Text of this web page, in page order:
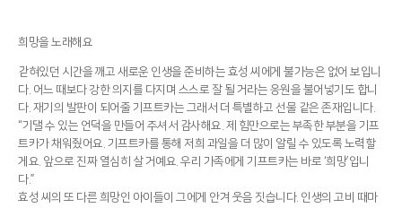
희망을 노래해요
갇혀있던 시간을 깨고 새로운 인생을 준비하는 효성 씨에게 불가능은 없어 보입니
다. 어느 때보다 강한 의지를 다지며 스스로 잘 될 거라는 응원을 불어넣기도 합니
다. 재기의 발판이 되어줄 기프트카는 그래서 더 특별하고 선물 같은 존재입니다.
“기댈 수 있는 언덕을 만들어 주셔서 감사해요. 제 힘만으로는 부족한 부분을 기프
트카가 채워줬어요. 기프트카를 통해 저희 과일을 더 많이 알릴 수 있도록 노력할
게요. 앞으로 진짜 열심히 살 거예요. 우리 가족에게 기프트카는 바로 ‘희망’입니
다.”
효성 씨의 또 다른 희망인 아이들이 그에게 안겨 웃음 짓습니다. 인생의 고비 때마